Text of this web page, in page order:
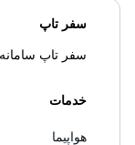
سفر تاپ
سفر تاپ
خدمات
هواپیما